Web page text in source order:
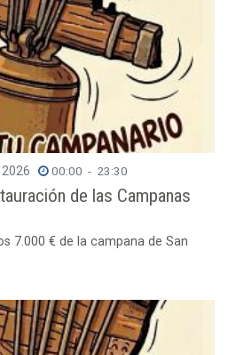
00:00 - 23:30
de las Campanas
7.000 € de la campana de San